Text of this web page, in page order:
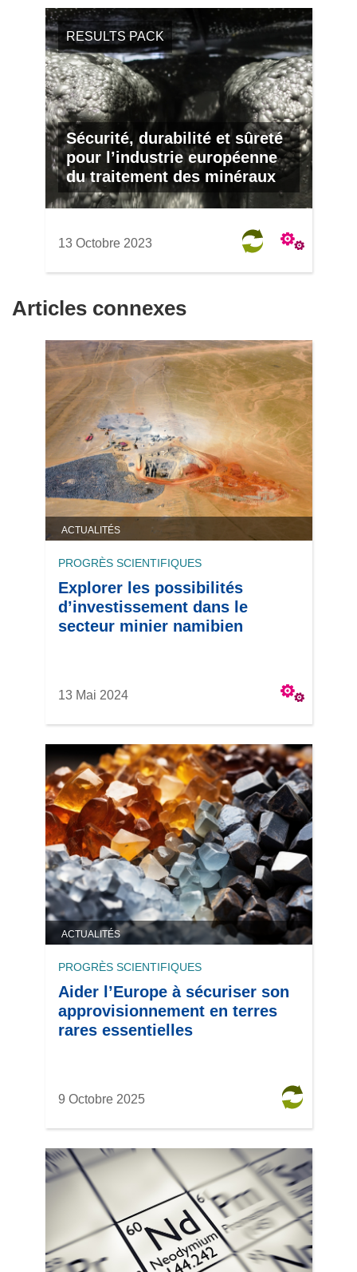
RESULTS PACK
Sécurité, durabilité et sûreté
pour l’industrie européenne
du traitement des minéraux
13 Octobre 2023
Articles connexes
ACTUALITÉS
PROGRÈS SCIENTIFIQUES
Explorer les possibilités
d’investissement dans le
secteur minier namibien
13 Mai 2024
ACTUALITÉS
PROGRÈS SCIENTIFIQUES
Aider l’Europe à sécuriser son
approvisionnement en terres
rares essentielles
9 Octobre 2025